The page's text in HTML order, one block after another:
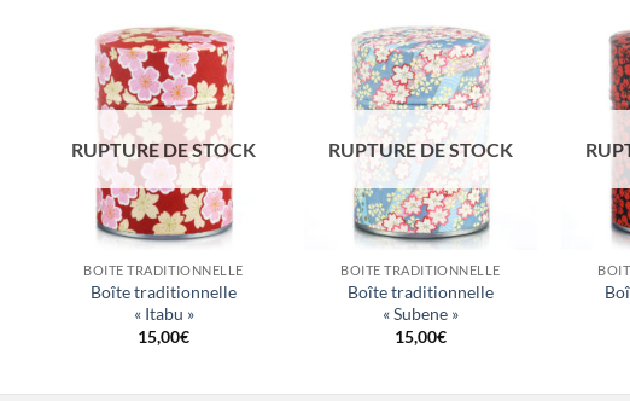
RUPTURE DE STOCK
BOITE TRADITIONNELLE
Boîte traditionnelle
« Itabu »
15,00€
RUPTURE DE STOCK
BOITE TRADITIONNELLE
Boîte traditionnelle
« Subene »
15,00€